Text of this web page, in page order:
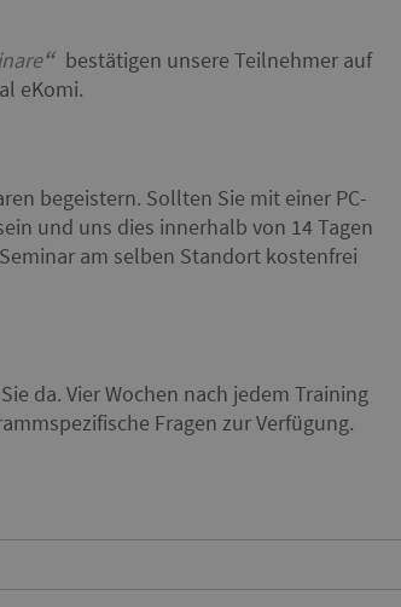
bestätigen unsere Teilnehmer auf
eKomi.
begeistern. Sollten Sie mit einer PC-
und uns dies innerhalb von 14 Tagen
am selben Standort kostenfrei
da. Vier Wochen nach jedem Training
Fragen zur Verfügung.